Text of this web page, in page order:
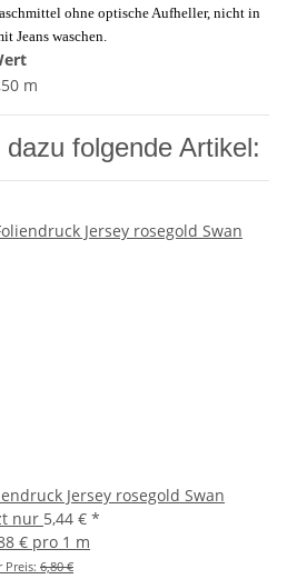
ohne optische Aufheller, nicht in
Jeans waschen.
m
folgende Artikel:
Jersey rosegold Swan
nur 5,44 € *
€ pro 1 m
Preis: 6,80 €